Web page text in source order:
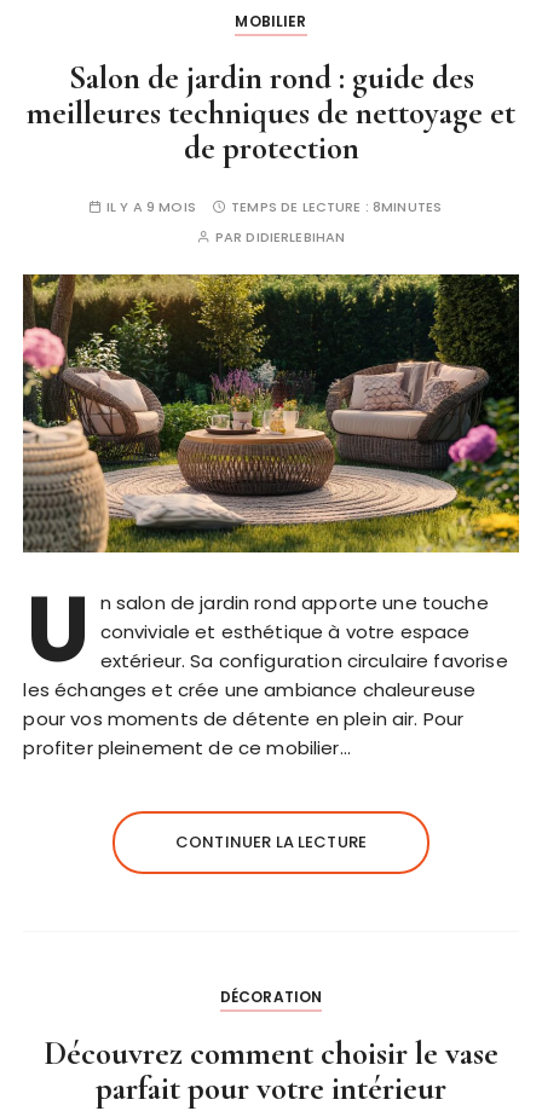
MOBILIER
Salon de jardin rond : guide des
meilleures techniques de nettoyage et
de protection
IL Y A 9 MOIS TEMPS DE LECTURE :8MINUTES
PARDIDIERLEBIHAN
U
n salon de jardin rond apporte une touche
conviviale et esthétique à votre espace
extérieur. Sa configuration circulaire favorise
les échanges et crée une ambiance chaleureuse
pour vos moments de détente en plein air. Pour
profiter pleinement de ce mobilier…
CONTINUER LA LECTURE
DÉCORATION
Découvrez comment choisir le vase
parfait pour votre intérieur